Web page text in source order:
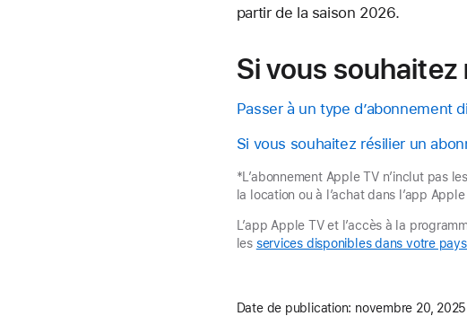
partir de la saison 2026.
Si vous
Passer à un type d’abonnement
Si vous souhaitez résilier un
*L’abonnement Apple TV n’inclut pas
la location ou à l’achat dans l’app Apple
L’app Apple TV et l’accès à la
les services disponibles dans votre
Date de publication: novembre 20, 2025